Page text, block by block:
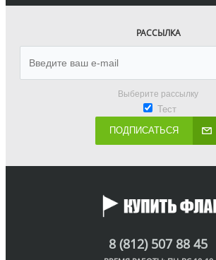
РАССЫЛКА
Выберите рассылку
Тест
ПОДПИСАТЬСЯ
8 (812) 507 88 45